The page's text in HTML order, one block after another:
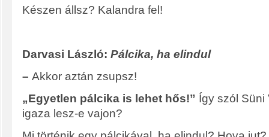
Készen állsz? Kalandra fel!
Darvasi László: Pálcika, ha elindul
– Akkor aztán zsupsz!
„Egyetlen pálcika is lehet hős!” Így szól Süni
igaza lesz-e vajon?